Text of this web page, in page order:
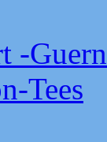
-
Tees